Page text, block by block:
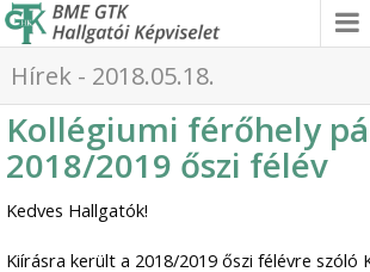
Hírek - 2018.05.18.
Kollégiumi férőhely
2018/2019 őszi félév
Kedves Hallgatók!
Kiírásra került a 2018/2019 őszi félévre szóló